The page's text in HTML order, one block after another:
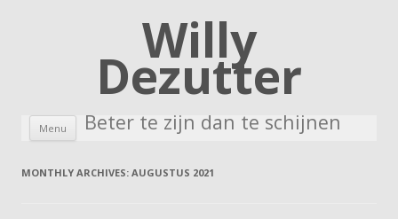
Willy
Dezutter
Beter te zijn dan te schijnen
Menu Skip to content
MONTHLY ARCHIVES: AUGUSTUS 2021